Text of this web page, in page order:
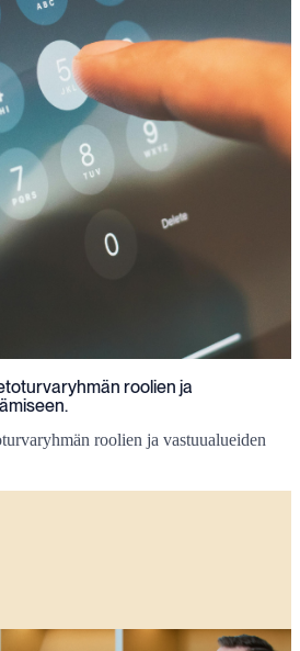
roolien ja
roolien ja vastuualueiden